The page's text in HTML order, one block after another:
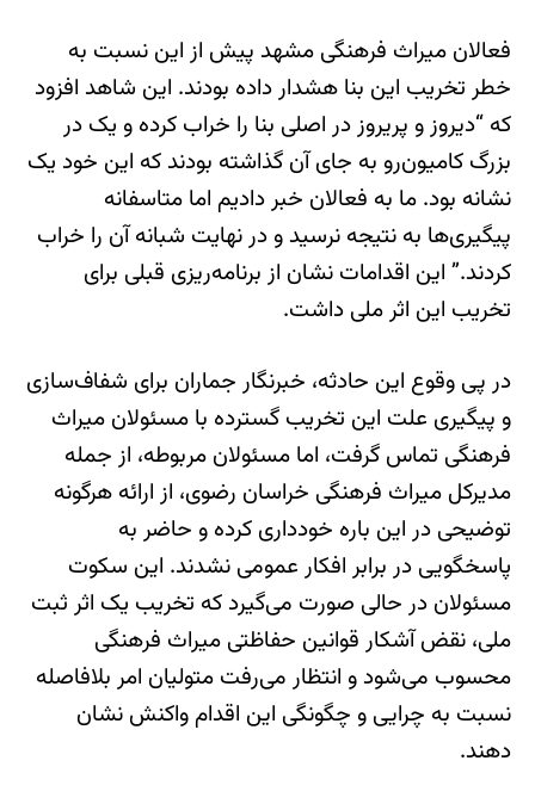
فعالان میراث فرهنگی مشهد پیش از این نسبت به
خطر تخریب این بنا هشدار داده بودند. این شاهد افزود
که “دیروز و پریروز در اصلی بنا را خراب کرده و یک در
بزرگ کامیون‌رو به جای آن گذاشته بودند که این خود یک
نشانه بود. ما به فعالان خبر دادیم اما متاسفانه
پیگیری‌ها به نتیجه نرسید و در نهایت شبانه آن را خراب
کردند.” این اقدامات نشان از برنامه‌ریزی قبلی برای
تخریب این اثر ملی داشت.
در پی وقوع این حادثه، خبرنگار جماران برای شفاف‌سازی
و پیگیری علت این تخریب گسترده با مسئولان میراث
فرهنگی تماس گرفت، اما مسئولان مربوطه، از جمله
مدیرکل میراث فرهنگی خراسان رضوی، از ارائه هرگونه
توضیحی در این باره خودداری کرده و حاضر به
پاسخگویی در برابر افکار عمومی نشدند. این سکوت
مسئولان در حالی صورت می‌گیرد که تخریب یک اثر ثبت
ملی، نقض آشکار قوانین حفاظتی میراث فرهنگی
محسوب می‌شود و انتظار می‌رفت متولیان امر بلافاصله
نسبت به چرایی و چگونگی این اقدام واکنش نشان
دهند.